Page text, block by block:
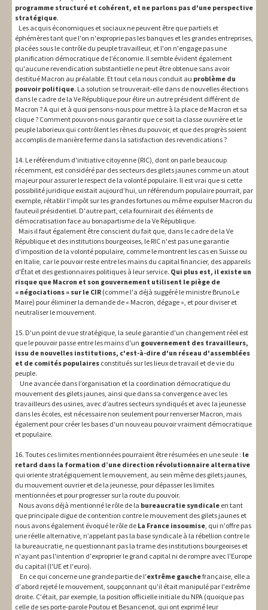
programme structuré et cohérent, et ne parlons pas d'une perspective
stratégique.
Les acquis économiques et sociaux ne peuvent être que partiels et
éphémères tant que l'on n'exproprie pas les banques et les grandes entreprises,
placées sous le contrôle du peuple travailleur, et l'on n'engage pas une
planification démocratique de l’économie. Il semble évident également
qu'aucune revendication substantielle ne peut être obtenue sans avoir
destitué Macron au préalable. Et tout cela nous conduit au problème du
pouvoir politique. La solution se trouverait-elle dans de nouvelles élections
dans le cadre de la Ve République pour élire un autre président différent de
Macron ? A qui et à quoi pensons-nous pour mettre à la place de Macron et sa
clique ? Comment pouvons-nous garantir que ce soit la classe ouvrière et le
peuple laborieux qui contrôlent les rênes du pouvoir, et que des progrès soient
accomplis de manière ferme dans la satisfaction des revendications ?
14. Le référendum d'initiative citoyenne (RIC), dont on parle beaucoup
récemment, est considéré par des secteurs des gilets jaunes comme un atout
majeur pour assurer le respect de la volonté populaire. Il est vrai que si cette
possibilité juridique existait aujourd’hui, un référendum populaire pourrait, par
exemple, rétablir l’impôt sur les grandes fortunes ou même expulser Macron du
fauteuil présidentiel. D'autre part, cela fournirait des éléments de
démocratisation face au bonapartisme de la Ve République.
Mais il faut également être conscient du fait que, dans le cadre de la Ve
République et des institutions bourgeoises, le RIC n'est pas une garantie
d'imposition de la volonté populaire, comme le montrent les cas en Suisse ou
en Italie, car le pouvoir reste entre les mains du capital financier, des appareils
d'État et des gestionnaires politiques à leur service. Qui plus est, il existe un
risque que Macron et son gouvernement utilisent le piège de
« négociations » sur le CIR (comme l'a déjà suggéré le ministre Bruno Le
Maire) pour éliminer la demande de « Macron, dégage », et pour diviser et
neutraliser le mouvement.
15. D'un point de vue stratégique, la seule garantie d'un changement réel est
que le pouvoir passe entre les mains d'un gouvernement des travailleurs,
issu de nouvelles institutions, c'est-à-dire d'un réseau d'assemblées
et de comités populaires constitués sur les lieux de travail et de vie du
peuple.
Une avancée dans l’organisation et la coordination démocratique du
mouvement des gilets jaunes, ainsi que dans sa convergence avec les
travailleurs des usines, avec d’autres secteurs syndiqués et avec la jeunesse
dans les écoles, est nécessaire non seulement pour renverser Macron, mais
également pour créer les bases d'un nouveau pouvoir vraiment démocratique
et populaire.
16. Toutes ces limites mentionnées pourraient être résumées en une seule : le
retard dans la formation d’une direction révolutionnaire alternative
qui oriente stratégiquement le mouvement, au sein même des gilets jaunes,
du mouvement ouvrier et de la jeunesse, pour dépasser les limites
mentionnées et pour progresser sur la route du pouvoir.
Nous avons déjà mentionné le rôle de la bureaucratie syndicale en tant
que principale digue de contention contre le mouvement des gilets jaunes et
nous avons également évoqué le rôle de La France insoumise, qui n'offre pas
une réelle alternative, n’appelant pas la base syndicale à la rébellion contre le
la bureaucratie, ne questionnant pas la trame des institutions bourgeoises et
n'ayant pas l'intention d'exproprier le grand capital ni de rompre avec l'Europe
du capital (l'UE et l'euro).
En ce qui concerne une grande partie de l'extrême gauchefrançaise, elle a
d'abord rejeté le mouvement, soupçonnant qu'il était manipulé par l'extrême
droite. C'était, par exemple, la position officielle initiale du NPA (quoique pas
celle de ses porte-parole Poutou et Besancenot, qui ont exprimé leur